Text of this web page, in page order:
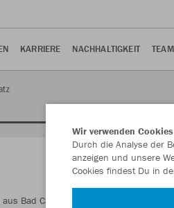
KARRIERE NACHHALTIGKEIT
Bad Cannstatt in der Saison 2021/
Wir verwenden Cookies
Durch die Analyse der
anzeigen und unsere
Cookies findest Du in